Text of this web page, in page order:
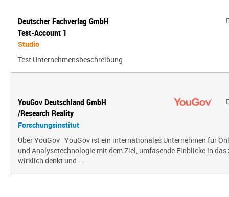
Deutscher Fachverlag GmbH
Test-Account 1
Studio
Test Unternehmensbeschreibung
YouGov Deutschland GmbH
/Research Reality
Forschungsinstitut
Über YouGov YouGov ist ein internationales Unternehmen für
und Analysetechnologie mit dem Ziel, umfasende Einblicke in das
wirklich denkt und ...